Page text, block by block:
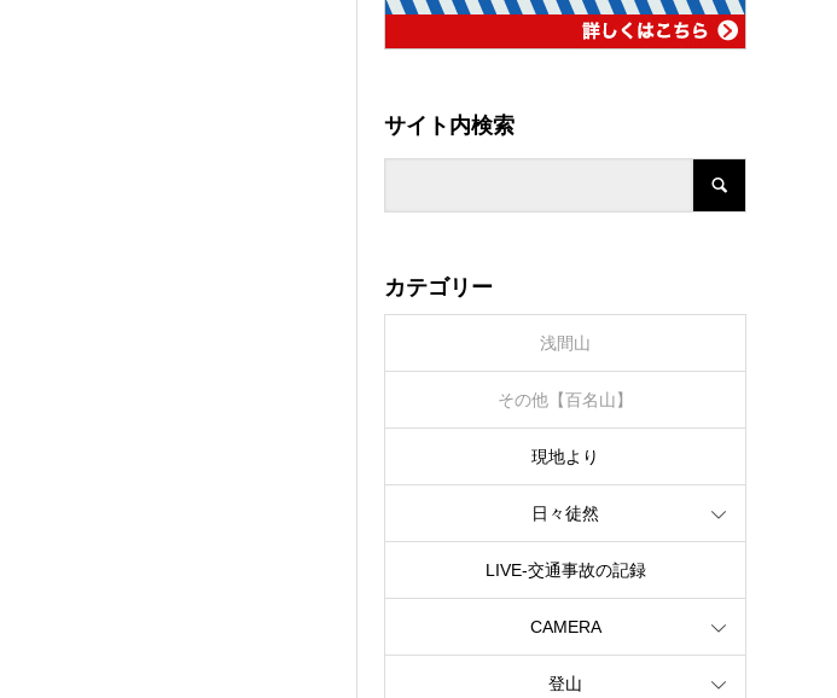
サイト内検索
カテゴリー
浅間山
その他【百名山】
現地より
日々徒然
LIVE‐交通事故の記録
CAMERA
登山